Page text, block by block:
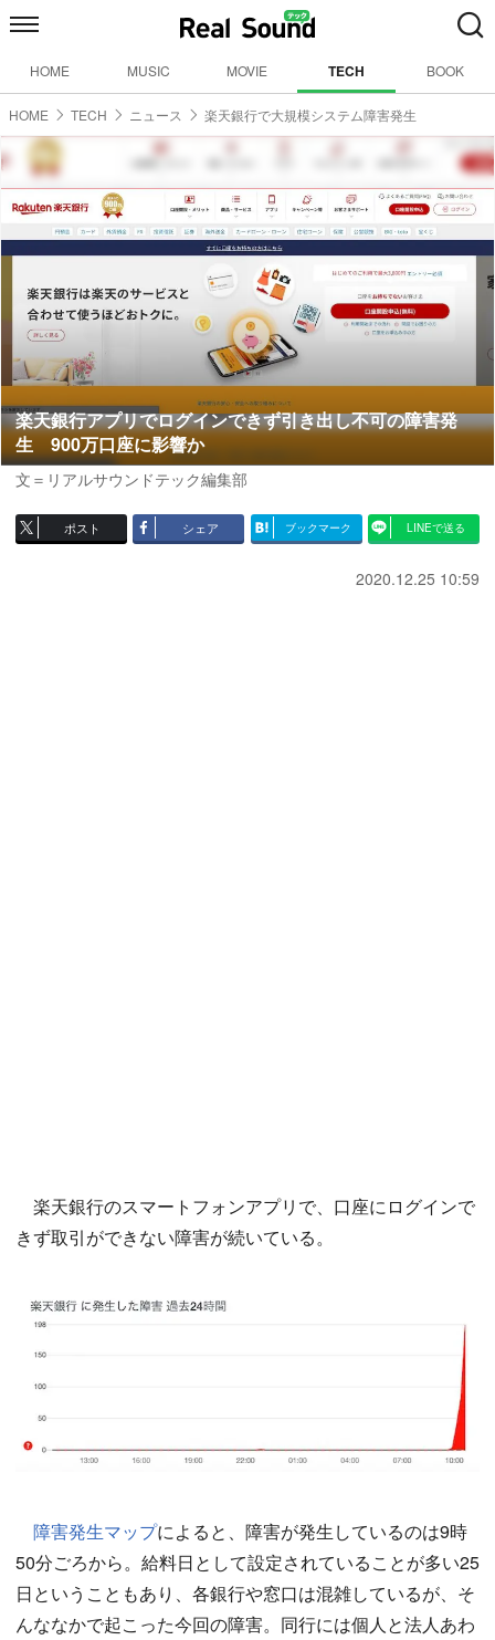
HOME MUSIC MOVIE TECH BOOK
HOME TECH ニュース 楽天銀行で大規模システム障害発生
楽天銀行アプリでログインできず引き出し不可の障害発
生 900万口座に影響か
文＝リアルサウンドテック編集部
ポスト シェア ブックマーク LINEで送る
2020.12.25 10:59
楽天銀行のスマートフォンアプリで、口座にログインで
きず取引ができない障害が続いている。
障害発生マップによると、障害が発生しているのは9時
50分ごろから。給料日として設定されていることが多い25
日ということもあり、各銀行や窓口は混雑しているが、そ
んななかで起こった今回の障害。同行には個人と法人あわ